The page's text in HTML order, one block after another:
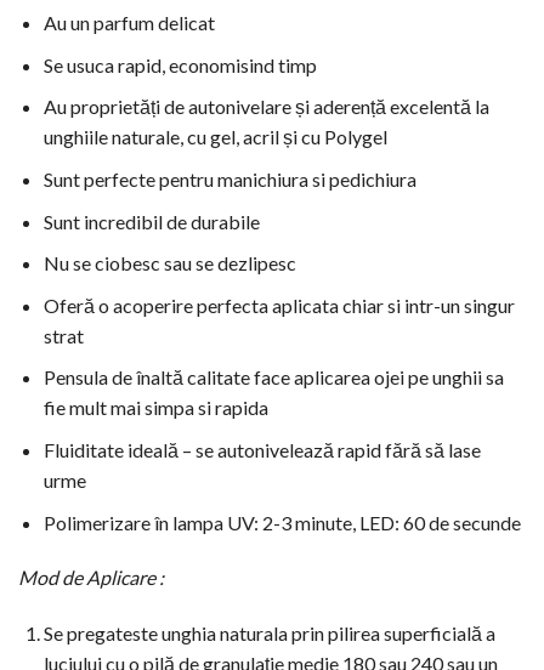
Au un parfum delicat
Se usuca rapid, economisind timp
Au proprietăți de autonivelare și aderență excelentă la
unghiile naturale, cu gel, acril și cu Polygel
Sunt perfecte pentru manichiura si pedichiura
Sunt incredibil de durabile
Nu se ciobesc sau se dezlipesc
Oferă o acoperire perfecta aplicata chiar si intr-un singur
strat
Pensula de înaltă calitate face aplicarea ojei pe unghii sa
fie mult mai simpa si rapida
Fluiditate ideală – se autonivelează rapid fără să lase
urme
Polimerizare în lampa UV: 2-3 minute, LED: 60 de secunde
Mod de Aplicare :
Se pregateste unghia naturala prin pilirea superficială a
luciului cu o pilă de granulație medie 180 sau 240 sau un